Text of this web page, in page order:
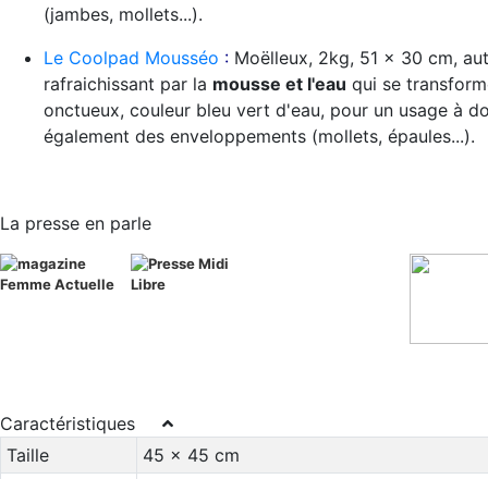
(jambes, mollets...).
Le Coolpad Mousséo : Moëlleux, 2kg, 51 x 30 cm,
rafraichissant par la mousse et l'eau qui se
onctueux, couleur bleu vert d'eau, pour un usage à
également des enveloppements (mollets, épaules...).
La presse en parle
Caractéristiques
Taille
45 x 45 cm